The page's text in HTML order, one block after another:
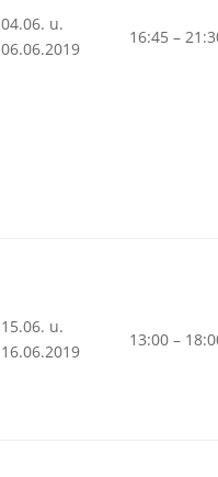
04.06. u.
06.06.2019
16:45 –
15.06. u.
16.06.2019
13:00 –